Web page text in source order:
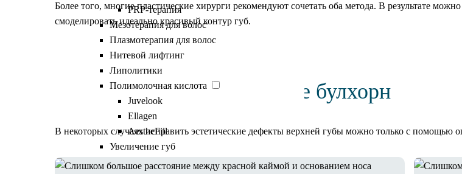
PRP-терапия
Мезотерапия для волос
Плазмотерапия для волос
Нитевой лифтинг
Липолитики
Полимолочная кислота
Juvelook
Ellagen
AestheFill
Увеличение губ
Аппаратная косметология
Более того, многие пластические хирурги рекомендуют сочетать оба метода. В результате можно
смоделировать идеально красивый контур губ.
Показания к хейлопластике булхорн
В некоторых случаях исправить эстетические дефекты верхней губы можно только с помощью